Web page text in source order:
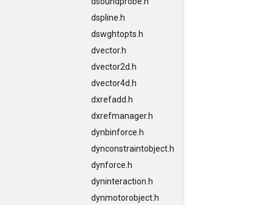
dspline.h
dswghtopts.h
dvector.h
dvector2d.h
dvector4d.h
dxrefadd.h
dxrefmanager.h
dynbinforce.h
dynconstraintobject.h
dynforce.h
dyninteraction.h
dynmotorobject.h